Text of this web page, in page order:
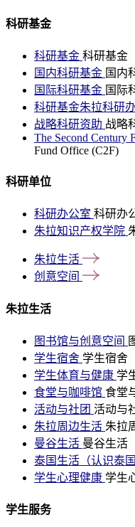
科研基金
科研基金 科研基金
国内科研基金 国内
国际科研基金 国际
科研基金朱拉科研
战略科研资助 战略
The Second Century
Fund Office (C2F)
科研单位
科研办公室 科研办
朱拉知识产权学院
朱拉生活
创意空间
朱拉生活
图书馆与创意空间
学生宿舍 学生宿舍
学生体育与健康 学
食堂与咖啡馆 食堂
活动与社团 活动与
朱拉周边生活 朱拉
曼谷生活 曼谷生活
泰国生活（认识泰
学生心理健康 学生
学生服务